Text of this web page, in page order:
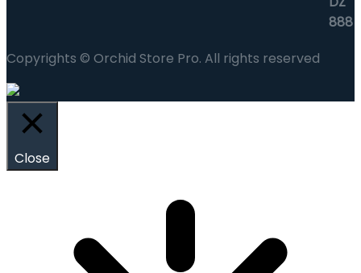
Copyrights © Orchid Store Pro. All rights reserved
Close